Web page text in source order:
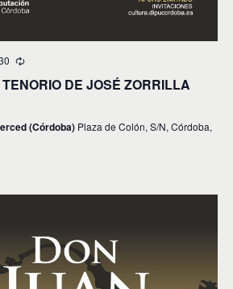
DE JOSÉ ZORRILLA
(Córdoba) Plaza de Colón, S/N, Córdoba,